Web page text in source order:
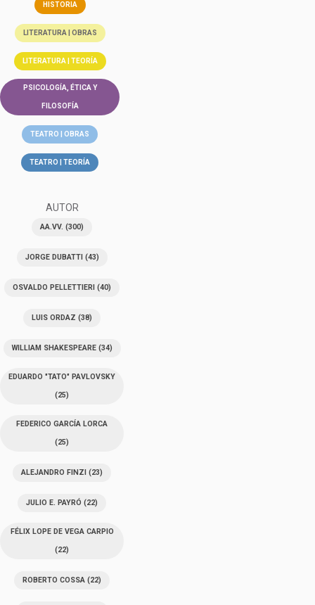
HISTORIA
LITERATURA | OBRAS
LITERATURA | TEORÍA
PSICOLOGÍA, ÉTICA Y
FILOSOFÍA
TEATRO | OBRAS
TEATRO | TEORÍA
AUTOR
AA.VV. (300)
JORGE DUBATTI(43)
OSVALDO PELLETTIERI (40)
LUIS ORDAZ (38)
WILLIAM SHAKESPEARE(34)
EDUARDO "TATO" PAVLOVSKY
(25)
FEDERICO GARCÍA LORCA
(25)
ALEJANDRO FINZI (23)
JULIO E. PAYRÓ (22)
FÉLIX LOPE DE VEGA CARPIO
(22)
ROBERTO COSSA (22)